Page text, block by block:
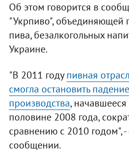
Об этом говорится в
"Укрпиво", объединяющей
пива, безалкогольных
Украине.
"В 2011 годупивная
смогла остановить
производства,
половине 2008 года,
сравнению с 2010 годом", -
сообщении.